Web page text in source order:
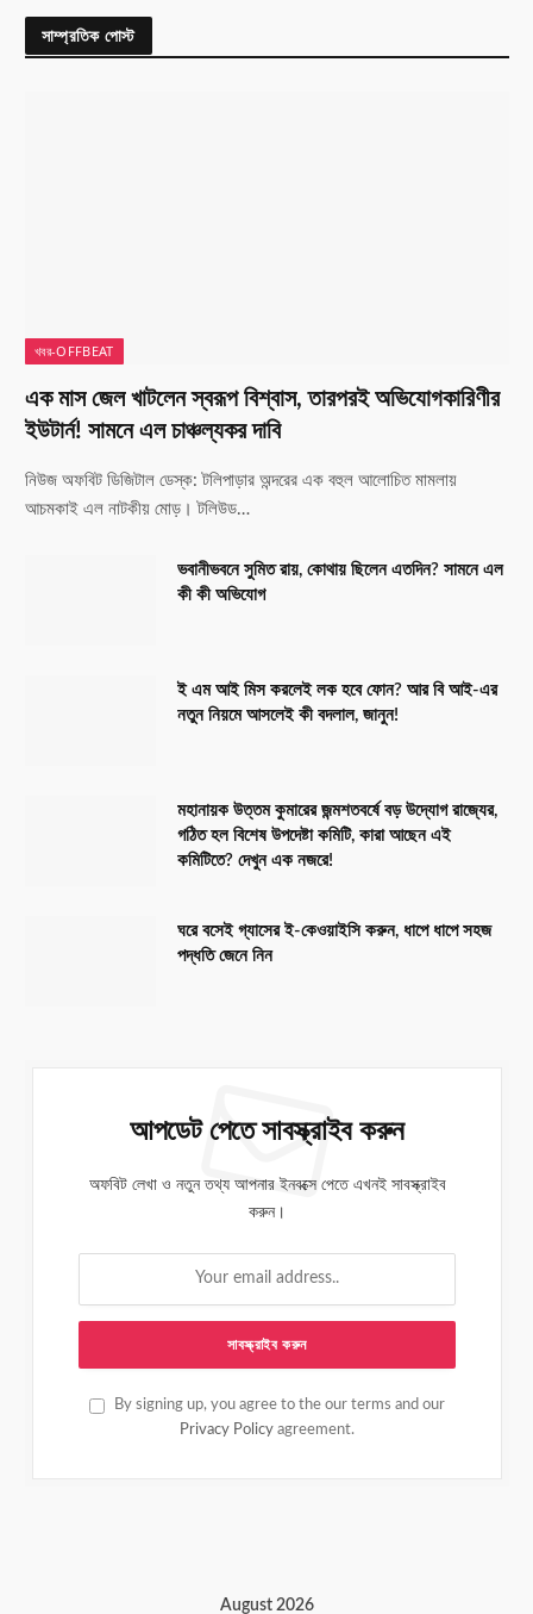
সাম্প্রতিক পোস্ট
খবর-OFFBEAT
এক মাস জেল খাটলেন স্বরূপ বিশ্বাস, তারপরই অভিযোগকারিণীর
ইউটার্ন! সামনে এল চাঞ্চল্যকর দাবি
নিউজ অফবিট ডিজিটাল ডেস্ক: টলিপাড়ার অন্দরের এক বহুল আলোচিত মামলায়
আচমকাই এল নাটকীয় মোড়। টলিউড…
ভবানীভবনে সুমিত রায়, কোথায় ছিলেন এতদিন? সামনে এল
কী কী অভিযোগ
ই এম আই মিস করলেই লক হবে ফোন? আর বি আই-এর
নতুন নিয়মে আসলেই কী বদলাল, জানুন!
মহানায়ক উত্তম কুমারের জন্মশতবর্ষে বড় উদ্যোগ রাজ্যের,
গঠিত হল বিশেষ উপদেষ্টা কমিটি, কারা আছেন এই
কমিটিতে? দেখুন এক নজরে!
ঘরে বসেই গ্যাসের ই-কেওয়াইসি করুন, ধাপে ধাপে সহজ
পদ্ধতি জেনে নিন
আপডেট পেতে সাবস্ক্রাইব করুন
অফবিট লেখা ও নতুন তথ্য আপনার ইনবক্সে পেতে এখনই সাবস্ক্রাইব
করুন।
By signing up, you agree to the our terms and our
Privacy Policy agreement.
August 2026